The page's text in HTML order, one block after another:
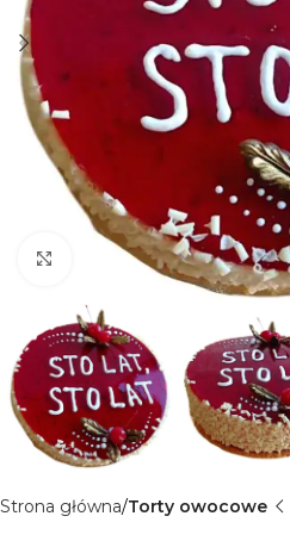
Kliknij aby powiększyć
Strona główna Torty owocowe